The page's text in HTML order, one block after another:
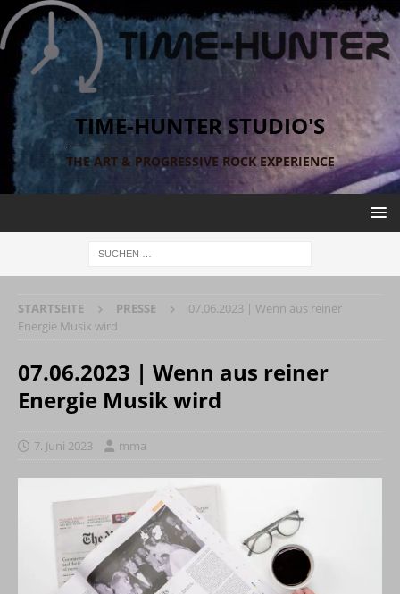
TIME-HUNTER STUDIO'S
THE ART & PROGRESSIVE ROCK EXPERIENCE
STARTSEITE PRESSE
07.06.2023 | Wenn aus reiner
Energie Musik wird
07.06.2023 | Wenn aus reiner
Energie Musik wird
7. Juni 2023 mma